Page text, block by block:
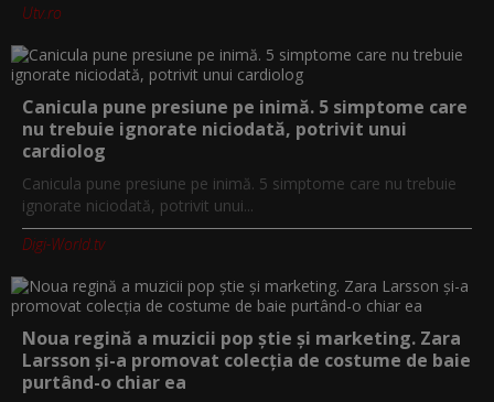
Utv.ro
Canicula pune presiune pe inimă. 5 simptome care
nu trebuie ignorate niciodată, potrivit unui
cardiolog
Canicula pune presiune pe inimă. 5 simptome care nu trebuie
ignorate niciodată, potrivit unui...
Digi-World.tv
Noua regină a muzicii pop știe și marketing. Zara
Larsson și-a promovat colecția de costume de baie
purtând-o chiar ea